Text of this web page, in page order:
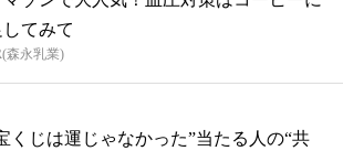
してみて
森永乳業)
くじは運じゃなかった”当たる人の“共